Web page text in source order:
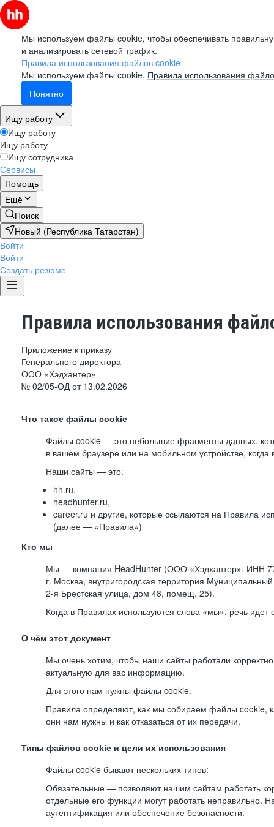
Мы используем файлы cookie, чтобы обеспечивать
и анализировать сетевой трафик.
Правила использования файлов cookie
Мы используем файлы cookie. Правила использования
Понятно
Ищу работу
Ищу работу
Ищу работу
Ищу сотрудника
Сервисы
Помощь
Ещё
Поиск
Новый (Республика Татарстан)
Войти
Войти
Создать резюме
Правила использования
Приложение к приказу
Генерального директора
ООО «Хэдхантер»
№ 02/05-ОД от 13.02.2026
Что такое файлы cookie
Файлы cookie — это небольшие фрагменты данных,
в вашем браузере или на мобильном устройстве,
Наши сайты — это:
hh.ru,
headhunter.ru,
career.ru и другие, которые ссылаются на Правила
(далее — «Правила»)
Кто мы
Мы — компания HeadHunter (ООО «Хэдхантер», ИНН
г. Москва, внутригородская территория Муниципальный
2-я Брестская улица, дом 48, помещ. 25).
Когда в Правилах используются слова «мы», речь
О чём этот документ
Мы очень хотим, чтобы наши сайты работали
актуальную для вас информацию.
Для этого нам нужны файлы cookie.
Правила определяют, как мы собираем файлы cookie,
они нам нужны и как отказаться от их передачи.
Типы файлов cookie и цели их использования
Файлы cookie бывают нескольких типов:
Обязательные — позволяют нашим сайтам работать
отдельные его функции могут работать неправильно.
аутентификация или обеспечение безопасности.